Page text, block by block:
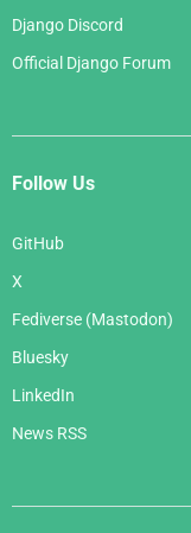
Django Discord
Official Django Forum
Follow Us
GitHub
X
Fediverse (Mastodon)
Bluesky
LinkedIn
News RSS